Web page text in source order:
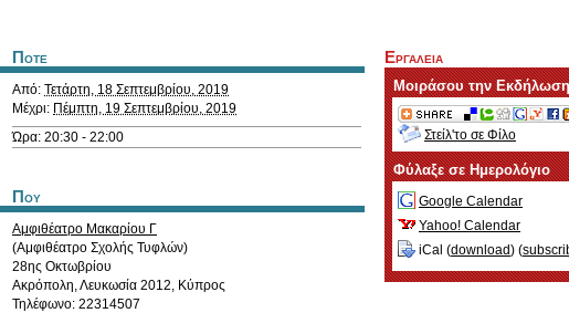
Ποτε
Από: Τετάρτη, 18 Σεπτεμβρίου, 2019
Μέχρι: Πέμπτη, 19 Σεπτεμβρίου, 2019
Ώρα: 20:30 - 22:00
Που
Αμφιθέατρο Μακαρίου Γ
(Αμφιθέατρο Σχολής Τυφλών)
28ης Οκτωβρίου
Ακρόπολη,Λευκωσία 2012, Κύπρος
Τηλέφωνο: 22314507
Εργαλεια
Μοιράσου την Εκδήλωση
Στείλ'το σε Φίλο
Φύλαξε σε Ημερολόγιο
Google Calendar
Yahoo! Calendar
iCal (download) (